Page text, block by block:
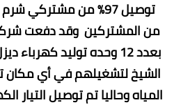
من المشتركين وقد دفعت شركة
بعدد 12 وحده توليد
الشيخ لتشغيلهم في أي مكان
المياه وحاليا تم توصيل التيار